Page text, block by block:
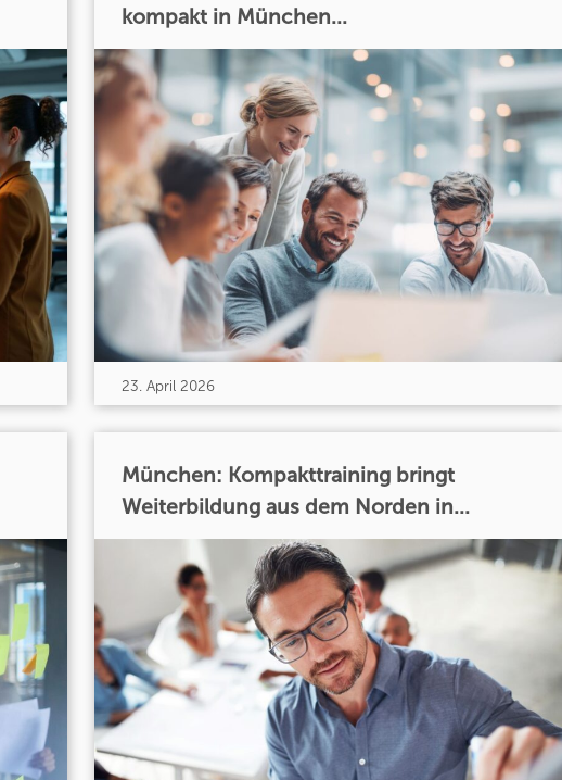
kompakt in München...
23. April 2026
München: Kompakttraining bringt
Weiterbildung aus dem Norden in...